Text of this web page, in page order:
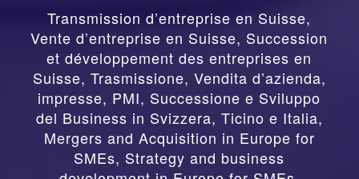
Transmission d’entreprise en Suisse,
Vente d’entreprise en Suisse, Succession
et développement des entreprises en
Suisse, Trasmissione, Vendita d’azienda,
impresse, PMI, Successione e Sviluppo
del Business in Svizzera, Ticino e Italia,
Mergers and Acquisition in Europe for
SMEs, Strategy and business